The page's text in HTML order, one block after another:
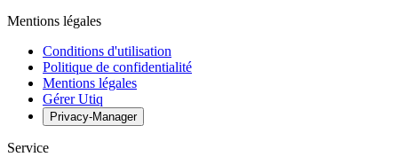
Mentions légales
Conditions d'utilisation
Politique de confidentialité
Mentions légales
Gérer Utiq
Privacy-Manager
Service